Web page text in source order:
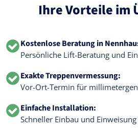
Ihre Vorteile im
Kostenlose Beratung in
Persönliche Lift-Beratung und
Exakte Treppenvermessung:
Vor-Ort-Termin für
Einfache Installation:
Schneller Einbau und